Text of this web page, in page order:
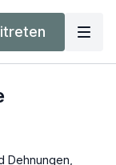
Dehnungen,